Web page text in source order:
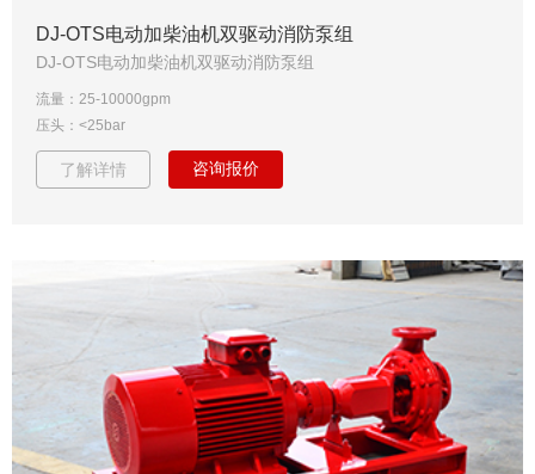
DJ-OTS电动加柴油机双驱动消防泵组
DJ-OTS电动加柴油机双驱动消防泵组
流量：25-10000gpm
压头：<25bar
了解详情 咨询报价